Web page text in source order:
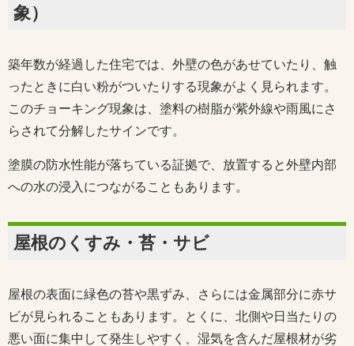
象）
築年数が経過した住宅では、外壁の色があせていたり、触
ったときに白い粉がついたりする現象がよく見られます。
このチョーキング現象は、塗料の樹脂が紫外線や雨風にさ
らされて分解したサインです。
塗膜の防水性能が落ちている証拠で、放置すると外壁内部
への水の浸入につながることもあります。
屋根のくすみ・苔・サビ
屋根の表面に緑色の苔や黒ずみ、さらには金属部分に赤サ
ビが見られることもあります。とくに、北側や日当たりの
悪い面に集中して発生しやすく、湿気を含んだ屋根材が劣